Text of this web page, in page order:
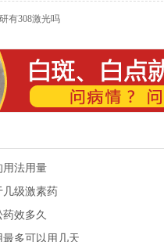
有308激光吗
用法用量
几级激素药
效多久
多可以用几天